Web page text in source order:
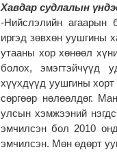
Хавдар судлалын
-Нийслэлийн агаарын
иргэд зөвхөн уушгины
утааны хор хөнөөл
болох, эмэгтэйчүүд
хүүхдүүд уушгины
сөргөөр нөлөөлдөг.
улсын хэмжээний
эмчилсэн бол 2010
эмчилсэн. Мөн өдөрт